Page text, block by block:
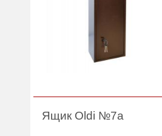
Ящик Oldi №7a